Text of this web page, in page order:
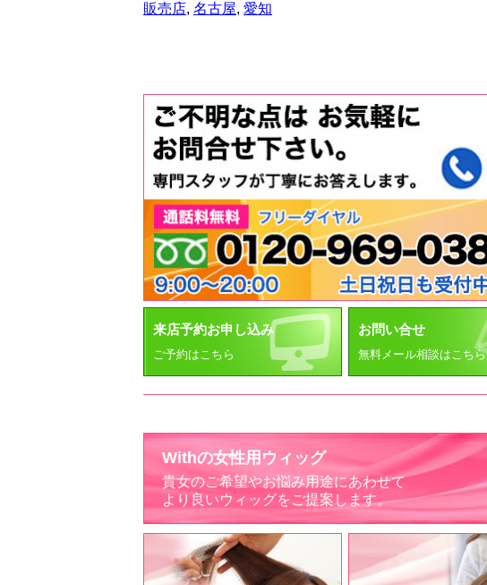
販売店, 名古屋, 愛知
来店予約お申し込み
ご予約はこちら
お問い合せ
無料メール相談はこちら
Withの女性用ウィッグ
貴女のご希望やお悩み用途にあわせて
より良いウィッグをご提案します。